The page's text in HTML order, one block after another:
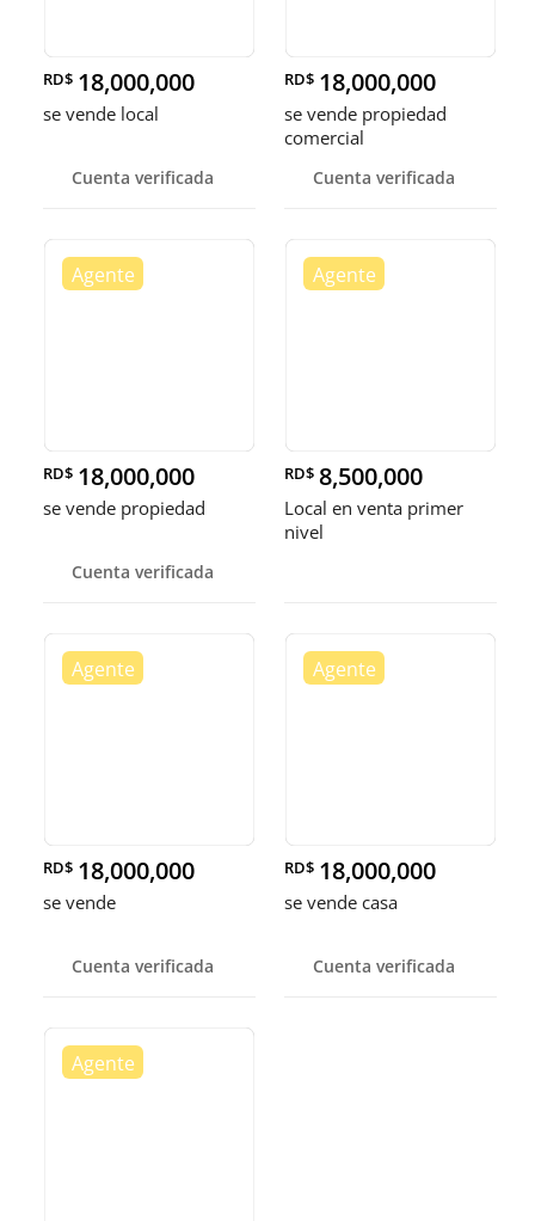
RD$ 18,000,000
se vende local
Cuenta verificada
RD$ 18,000,000
se vende propiedad
comercial
Cuenta verificada
RD$ 18,000,000
se vende propiedad
Cuenta verificada
RD$ 8,500,000
Local en venta primer
nivel
RD$ 18,000,000
se vende
Cuenta verificada
RD$ 18,000,000
se vende casa
Cuenta verificada